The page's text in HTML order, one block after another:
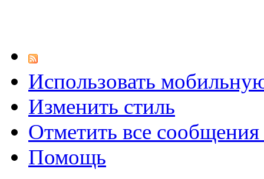
Использовать
Изменить стиль
Отметить все
Помощь